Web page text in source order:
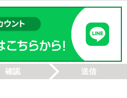
確認 送信